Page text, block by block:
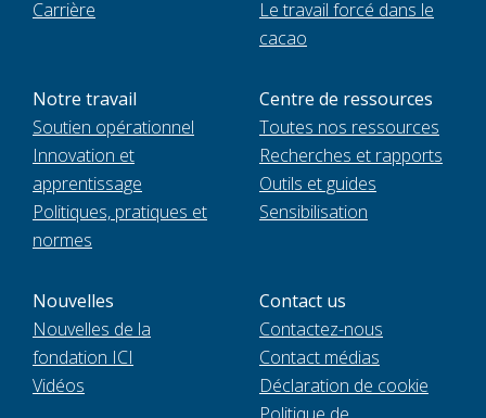
Carrière
Le travail forcé dans le
cacao
Notre travail
Soutien opérationnel
Innovation et
apprentissage
Politiques, pratiques et
normes
Centre de ressources
Toutes nos ressources
Recherches et rapports
Outils et guides
Sensibilisation
Nouvelles
Nouvelles de la
fondation ICI
Vidéos
Contact us
Contactez-nous
Contact médias
Déclaration de cookie